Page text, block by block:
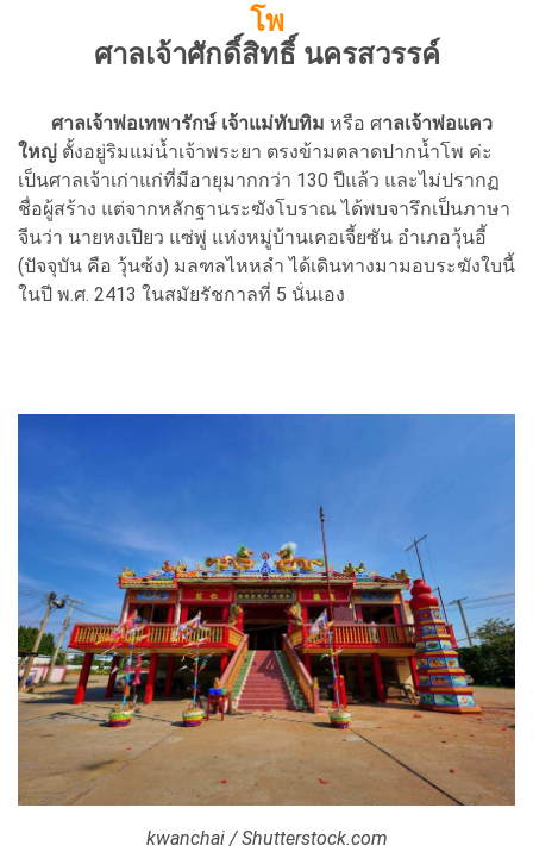
โพ
ศาลเจ้าศักดิ์สิทธิ์ นครสวรรค์
ศาลเจ้าพ่อเทพารักษ์ เจ้าแม่ทับทิม หรือ ศาลเจ้าพ่อแคว
ใหญ่ ตั้งอยู่ริมแม่น้ำเจ้าพระยา ตรงข้ามตลาดปากน้ำโพ ค่ะ
เป็นศาลเจ้าเก่าแก่ที่มีอายุมากกว่า 130 ปีแล้ว และไม่ปรากฏ
ชื่อผู้สร้าง แต่จากหลักฐานระฆังโบราณ ได้พบจารึกเป็นภาษา
จีนว่า นายหงเปียว แซ่พู่ แห่งหมู่บ้านเคอเจี้ยซัน อำเภอวุ้นอี้
(ปัจจุบัน คือ วุ้นซ้ง) มลฑลไหหลำ ได้เดินทางมามอบระฆังใบนี้
ในปี พ.ศ. 2413 ในสมัยรัชกาลที่ 5 นั่นเอง
kwanchai / Shutterstock.com